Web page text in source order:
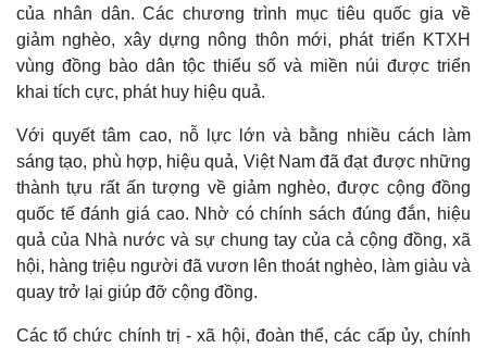
của nhân dân. Các chương trình mục tiêu quốc gia về
giảm nghèo, xây dựng nông thôn mới, phát triển KTXH
vùng đồng bào dân tộc thiểu số và miền núi được triển
khai tích cực, phát huy hiệu quả.
Với quyết tâm cao, nỗ lực lớn và bằng nhiều cách làm
sáng tạo, phù hợp, hiệu quả, Việt Nam đã đạt được những
thành tựu rất ấn tượng về giảm nghèo, được cộng đồng
quốc tế đánh giá cao. Nhờ có chính sách đúng đắn, hiệu
quả của Nhà nước và sự chung tay của cả cộng đồng, xã
hội, hàng triệu người đã vươn lên thoát nghèo, làm giàu và
quay trở lại giúp đỡ cộng đồng.
Các tổ chức chính trị - xã hội, đoàn thể, các cấp ủy, chính